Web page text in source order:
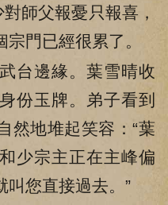
師父報憂只報喜，
門已經很累了。
邊緣。葉雪晴收
份玉牌。弟子看到
然地堆起笑容：“葉
少宗主正在主峰偏
叫您直接過去。”